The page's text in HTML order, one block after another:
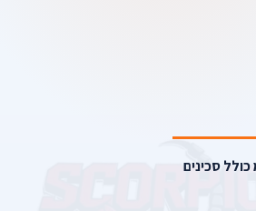
5 להבים 75,65,45,25,15 ס''מ כולל סכינים